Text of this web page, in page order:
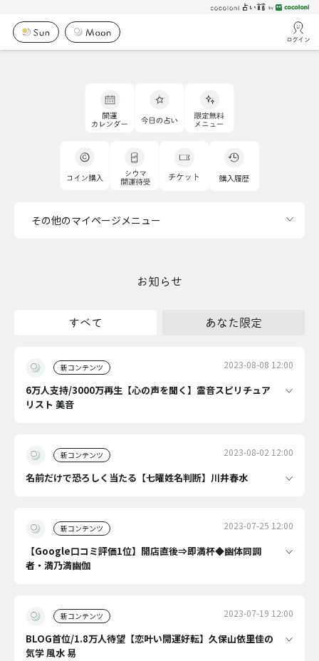
ログイン
その他のマイページメニュー
お知らせ
すべて あなた限定
新コンテンツ 2023-08-08 12:00
6万人支持/3000万再生【心の声を聞く】霊音スピリチュア
リスト 美音
新コンテンツ 2023-08-02 12:00
名前だけで恐ろしく当たる【七曜姓名判断】川井春水
新コンテンツ 2023-07-25 12:00
【Google口コミ評価1位】開店直後⇒即満杯◆幽体同調
者・満乃満幽伽
新コンテンツ 2023-07-19 12:00
BLOG首位/1.8万人待望【恋叶い開運好転】久保山依里佳の
気学 風水 易